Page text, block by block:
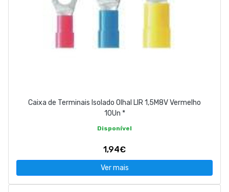
Caixa de Terminais Isolado Olhal LIR 1,5M8V Vermelho
10Un *
Disponível
1,94€
Ver mais